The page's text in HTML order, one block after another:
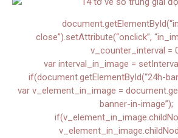
close”).setAttribute(“onclick”,
v_counter_interval =
var interval_in_image =
if(document.getElementById(“24h-
var v_element_in_image =
banner-in-image”);